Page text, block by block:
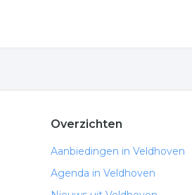
Overzichten
Aanbiedingen in Veldhoven
Agenda in Veldhoven